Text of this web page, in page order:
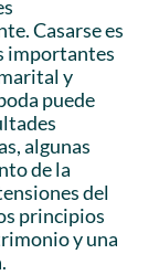
Casarse es
importantes
y
puede
algunas
de la
del
principios
y una